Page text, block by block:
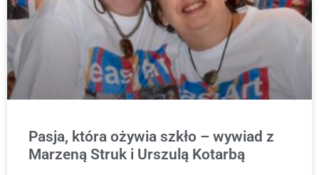
Pasja, która ożywia szkło – wywiad z
Marzeną Struk i Urszulą Kotarbą